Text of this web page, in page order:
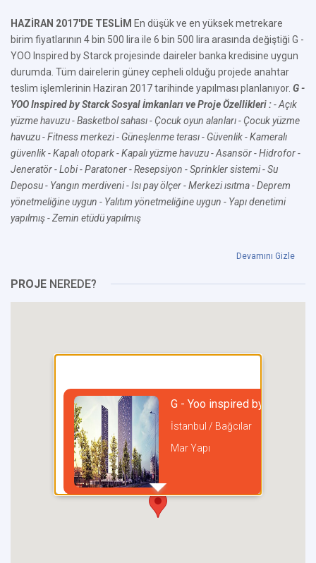
HAZİRAN 2017'DE TESLİM En düşük ve en yüksek metrekare
birim fiyatlarının 4 bin 500 lira ile 6 bin 500 lira arasında değiştiği G -
YOO Inspired by Starck projesinde daireler banka kredisine uygun
durumda. Tüm dairelerin güney cepheli olduğu projede anahtar
teslim işlemlerinin Haziran 2017 tarihinde yapılması planlanıyor. G -
YOO Inspired by Starck Sosyal İmkanları ve Proje Özellikleri :- Açık
yüzme havuzu- Basketbol sahası- Çocuk oyun alanları- Çocuk yüzme
havuzu- Fitness merkezi- Güneşlenme terası- Güvenlik- Kameralı
güvenlik- Kapalı otopark- Kapalı yüzme havuzu- Asansör- Hidrofor-
Jeneratör- Lobi- Paratoner- Resepsiyon - Sprinkler sistemi- Su
Deposu- Yangın merdiveni- Isı pay ölçer- Merkezi ısıtma- Deprem
yönetmeliğine uygun - Yalıtım yönetmeliğine uygun - Yapı denetimi
yapılmış- Zemin etüdü yapılmış
Devamını Gizle
PROJE NEREDE?
G - Yoo inspired by Starck
İstanbul / Bağcılar
Mar Yapı